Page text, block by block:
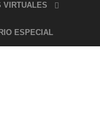
VIRTUALES
ESPECIAL